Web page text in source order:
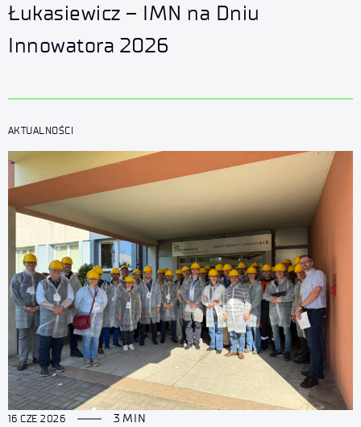
Łukasiewicz – IMN na Dniu
Innowatora 2026
AKTUALNOŚCI
16 CZE 2026 3 MIN